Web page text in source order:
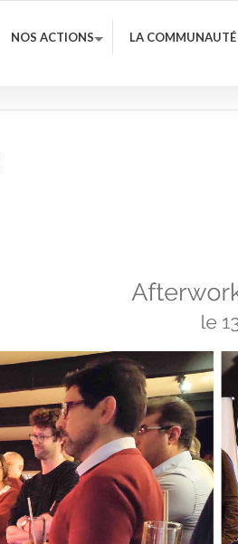
NOS ACTIONS LA